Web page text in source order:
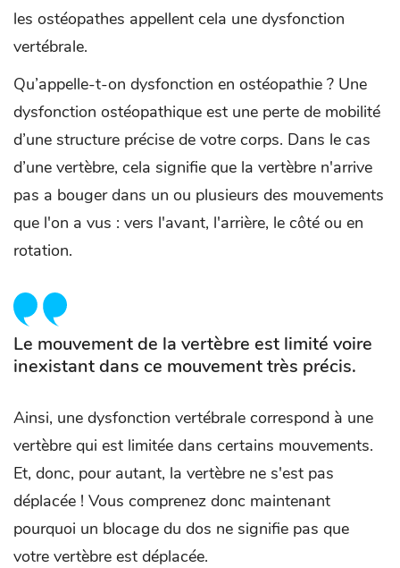
les ostéopathes appellent cela une dysfonction
vertébrale.
Qu’appelle-t-on dysfonction en ostéopathie ? Une
dysfonction ostéopathique est une perte de mobilité
d’une structure précise de votre corps. Dans le cas
d’une vertèbre, cela signifie que la vertèbre n'arrive
pas a bouger dans un ou plusieurs des mouvements
que l'on a vus : vers l'avant, l'arrière, le côté ou en
rotation.
Le mouvement de la vertèbre est limité voire
inexistant dans ce mouvement très précis.
Ainsi, une dysfonction vertébrale correspond à une
vertèbre qui est limitée dans certains mouvements.
Et, donc, pour autant, la vertèbre ne s'est pas
déplacée ! Vous comprenez donc maintenant
pourquoi un blocage du dos ne signifie pas que
votre vertèbre est déplacée.